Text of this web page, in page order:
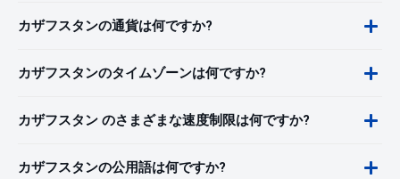
カザフスタンの通貨は何ですか?
カザフスタンのタイムゾーンは何ですか?
カザフスタン のさまざまな速度制限は何ですか?
カザフスタンの公用語は何ですか?